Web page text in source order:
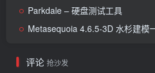
Parkdale – 硬盘测试工具
Metasequoia 4.6.5-3D 水杉建模
评论 抢沙发